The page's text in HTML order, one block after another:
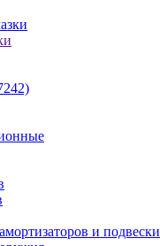
и подвески